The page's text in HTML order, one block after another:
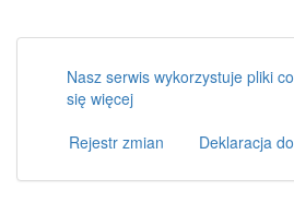
Nasz serwis wykorzystuje pliki
się więcej
Rejestr zmian
Deklaracja